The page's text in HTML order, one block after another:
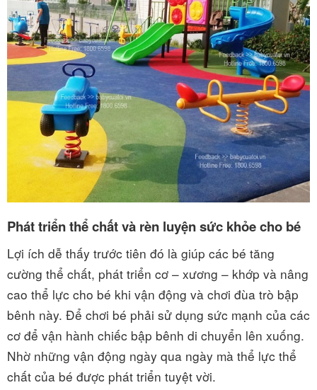
Phát triển thể chất và rèn luyện sức khỏe cho bé
Lợi ích dễ thấy trước tiên đó là giúp các bé tăng
cường thể chất, phát triển cơ – xương – khớp và nâng
cao thể lực cho bé khi vận động và chơi đùa trò bập
bênh này. Để chơi bé phải sử dụng sức mạnh của các
cơ để vận hành chiếc bập bênh di chuyển lên xuống.
Nhờ những vận động ngày qua ngày mà thể lực thể
chất của bé được phát triển tuyệt vời.